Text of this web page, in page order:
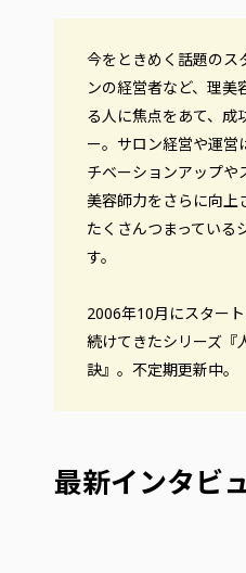
今をときめく話題のス
ンの経営者など、理美
る人に焦点をあて、成
ー。サロン経営や運営
チベーションアップや
美容師力をさらに向上
たくさんつまっている
す。
2006年10月にスター
続けてきたシリーズ『
訣』。不定期更新中。
最新インタビ